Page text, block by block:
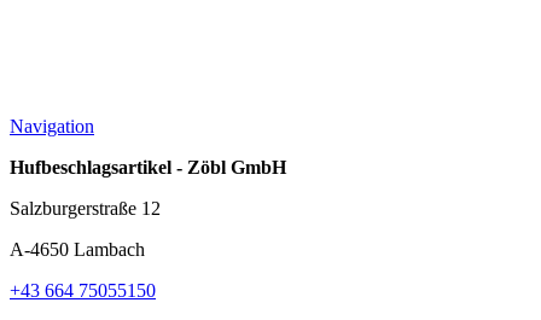
Navigation
Hufbeschlagsartikel - Zöbl GmbH
Salzburgerstraße 12
A-4650 Lambach
+43 664 75055150